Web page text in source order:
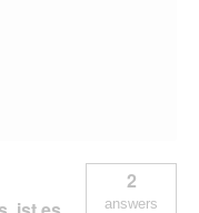
2
answers